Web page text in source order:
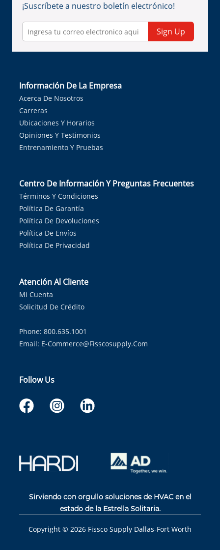
¡Suscríbete a nuestro boletín electrónico!
Sign Up
Información De La Empresa
Acerca De Nosotros
Carreras
Ubicaciones Y Horarios
Opiniones Y Testimonios
Entrenamiento Y Pruebas
Centro De Información Y Preguntas Frecuentes
Términos Y Condiciones
Política De Garantía
Política De Devoluciones
Política De Envíos
Política De Privacidad
Atención Al Cliente
Mi Cuenta
Solicitud De Crédito
Phone: 800.635.1001
Email: E-Commerce@fisscosupply.com
Follow Us
Sirviendo con orgullo soluciones de HVAC en el
estado de la Estrella Solitaria.
Copyright © 2026 Fissco Supply Dallas-Fort Worth